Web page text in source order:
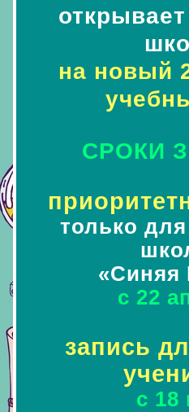
открывает
на новый
СРОКИ
только
«Синяя
с 22
запись
с 18